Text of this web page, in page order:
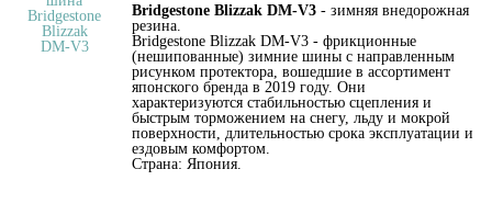
Bridgestone Blizzak DM-V3 - зимняя внедорожная
резина.
Bridgestone Blizzak DM-V3 - фрикционные
(нешипованные) зимние шины с направленным
рисунком протектора, вошедшие в ассортимент
японского бренда в 2019 году. Они
характеризуются стабильностью сцепления и
быстрым торможением на снегу, льду и мокрой
поверхности, длительностью срока эксплуатации и
ездовым комфортом.
Страна: Япония.